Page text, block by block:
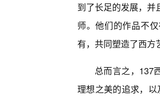
到了长足的发展，并
师。他们的作品不
有，共同塑造了西方
总而言之，137
理想之美的追求，